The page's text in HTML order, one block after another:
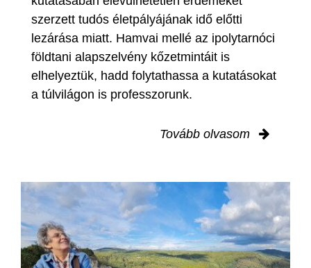
szerzett tudós életpályájának idő előtti
lezárása miatt. Hamvai mellé az ipolytarnóci
földtani alapszelvény kőzetmintáit is
elhelyeztük, hadd folytathassa a kutatásokat
a túlvilágon is professzorunk.
Tovább olvasom